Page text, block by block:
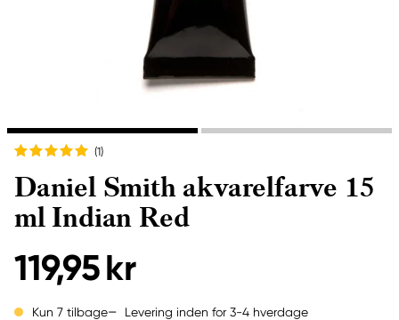
(1)
Daniel Smith akvarelfarve 15
ml Indian Red
119,95 kr
Kun 7 tilbage Levering inden for 3-4 hverdage